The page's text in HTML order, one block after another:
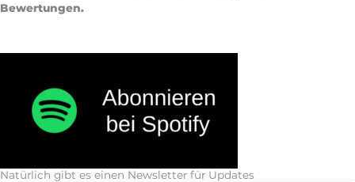
Bewertungen.
Natürlich gibt es einen Newsletter für Updates